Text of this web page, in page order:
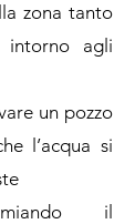
zona tanto
intorno agli
un pozzo
l’acqua si
il